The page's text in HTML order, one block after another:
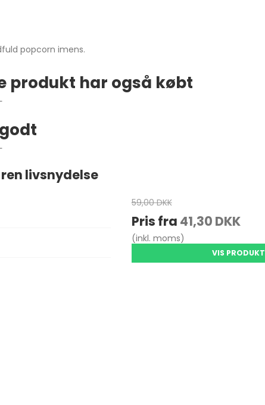
popcorn imens.
produkt har også købt
livsnydelse
59,00 DKK
Pris fra 41,30 DKK
(inkl. moms)
VIS PRODUKT